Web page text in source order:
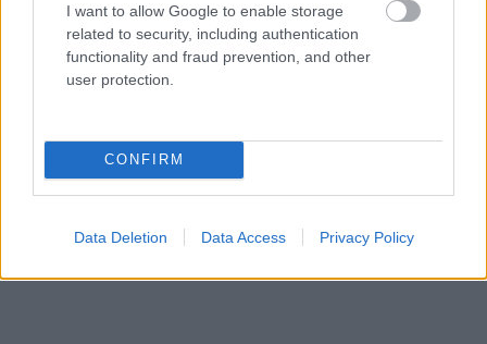
I want to allow Google to enable storage
related to security, including authentication
functionality and fraud prevention, and other
user protection.
CONFIRM
Data Deletion Data Access Privacy Policy